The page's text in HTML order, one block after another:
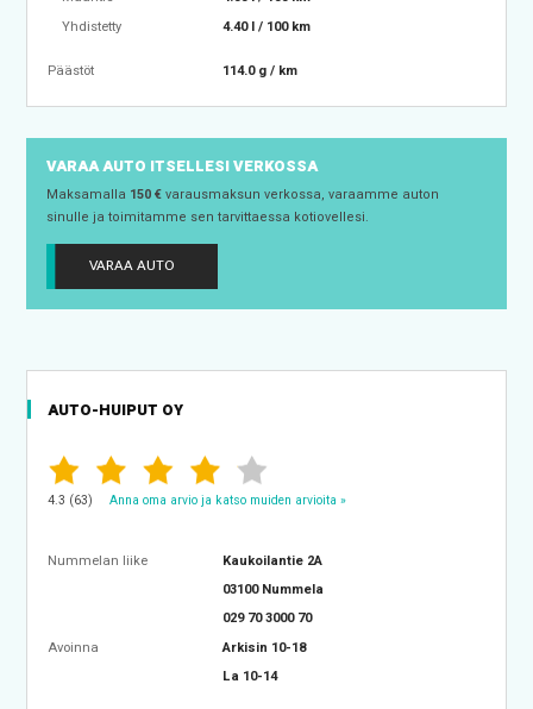
Yhdistetty
4.40 l / 100 km
Päästöt 114.0 g / km
VARAA AUTO ITSELLESI VERKOSSA
Maksamalla 150 €varausmaksun verkossa, varaamme auton
sinulle ja toimitamme sen tarvittaessa kotiovellesi.
VARAA AUTO
AUTO-HUIPUT OY
4.3 (63) Anna oma arvio ja katso muiden arvioita »
Nummelan liike
Kaukoilantie 2A
03100 Nummela
029 70 3000 70
Avoinna
Arkisin 10-18
La 10-14